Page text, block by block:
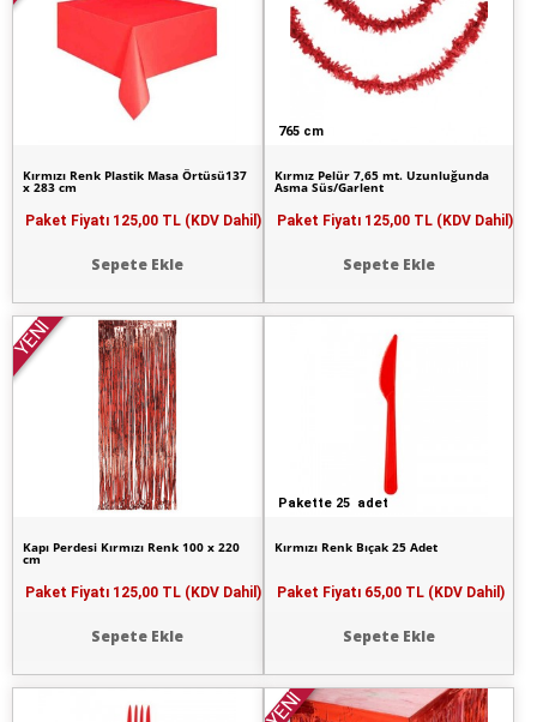
Kırmızı Renk Plastik Masa Örtüsü137
x 283 cm
Paket Fiyatı 125,00 TL (KDV Dahil)
Sepete Ekle
765 cm
Kırmız Pelür 7,65 mt. Uzunluğunda
Asma Süs/Garlent
Paket Fiyatı 125,00 TL (KDV Dahil)
Sepete Ekle
YENİ
Kapı Perdesi Kırmızı Renk 100 x 220
cm
Paket Fiyatı 125,00 TL (KDV Dahil)
Sepete Ekle
Pakette 25 adet
Kırmızı Renk Bıçak 25 Adet
Paket Fiyatı 65,00 TL (KDV Dahil)
Sepete Ekle
YENİ